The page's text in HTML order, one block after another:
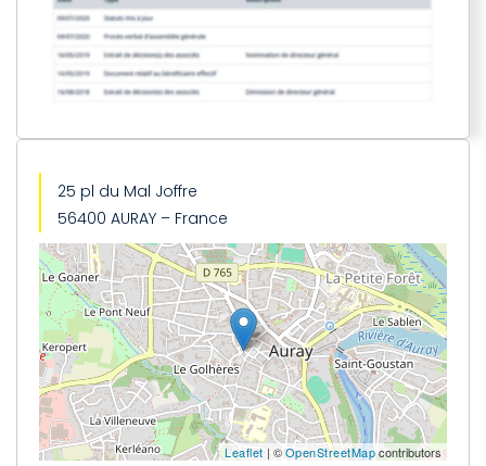
25 pl du Mal Joffre
56400 AURAY – France
Leaflet | ©OpenStreetMapcontributors